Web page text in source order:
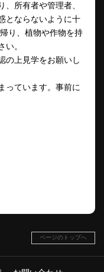
所有者や管理者、
とならないように十
り、植物や作物を持
い。
の上見学をお願いし
っています。事前に
ページのトップへ